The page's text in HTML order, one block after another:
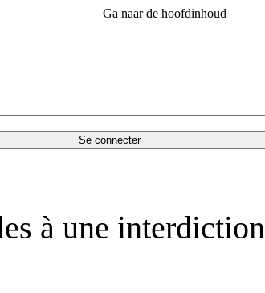
Ga naar de hoofdinhoud
Se connecter
à une